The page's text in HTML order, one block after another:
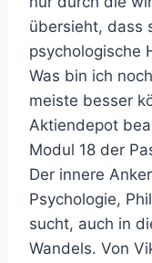
übersieht, dass
psychologische
Was bin ich
meiste besser
Aktiendepot
Modul 18 der
Der innere
Psychologie,
sucht, auch in
Wandels. Von